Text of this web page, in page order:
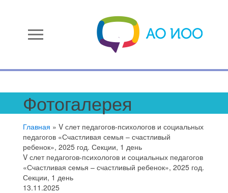
menu
Фотогалерея
Главная » V слет педагогов-психологов и социальных
педагогов «Счастливая семья – счастливый
ребенок», 2025 год. Секции, 1 день
V слет педагогов-психологов и социальных педагогов
«Счастливая семья – счастливый ребенок», 2025 год.
Секции, 1 день
13.11.2025